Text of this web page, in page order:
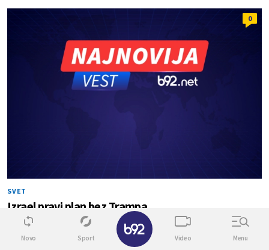
0
SVET
Izrael pravi plan bez Trampa
0
Novo Sport Video Menu
✕